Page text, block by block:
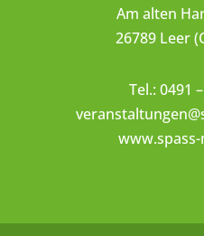
Am alten
26789 Leer
Tel.: 0491